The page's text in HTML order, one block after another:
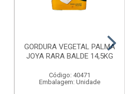
GORDURA VEGETAL PALMA
JOYA RARA BALDE 14,5KG
Código: 40471
Embalagem: Unidade